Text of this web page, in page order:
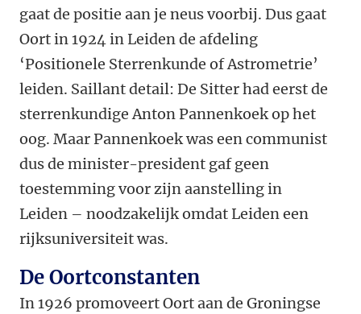
gaat de positie aan je neus voorbij. Dus gaat
Oort in 1924 in Leiden de afdeling
‘Positionele Sterrenkunde of Astrometrie’
leiden. Saillant detail: De Sitter had eerst de
sterrenkundige Anton Pannenkoek op het
oog. Maar Pannenkoek was een communist
dus de minister-president gaf geen
toestemming voor zijn aanstelling in
Leiden – noodzakelijk omdat Leiden een
rijksuniversiteit was.
De Oortconstanten
In 1926 promoveert Oort aan de Groningse